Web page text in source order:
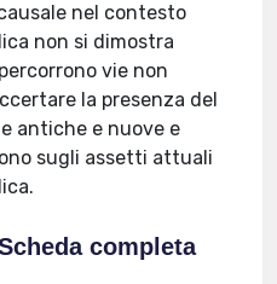
nel contesto
non si dimostra
vie non
la presenza del
antiche e nuove e
sugli assetti attuali
completa